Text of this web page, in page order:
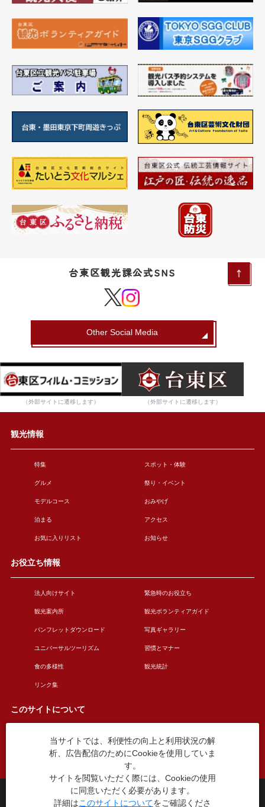
台東区観光課公式SNS
Other Social Media
（外部サイトに遷移します） （外部サイトに遷移します）
観光情報
特集 スポット・体験
グルメ 祭り・イベント
モデルコース おみやげ
泊まる アクセス
お気に入りリスト お知らせ
お役立ち情報
法人向けサイト 緊急時のお役立ち
観光案内所 観光ボランティアガイド
パンフレットダウンロード 写真ギャラリー
ユニバーサルツーリズム 習慣とマナー
食の多様性 観光統計
リンク集
このサイトについて
このサイトについて 広告掲載について
お問い合わせ
台東区役所観光課
〒110-8615 東京都台東区東上野4丁目5番6号
当サイトでは、利便性の向上と利用状況の解
析、広告配信のためにCookieを使用していま
す。
サイトを閲覧いただく際には、Cookieの使用
に同意いただく必要があります。
詳細はこのサイトについてをご確認くださ